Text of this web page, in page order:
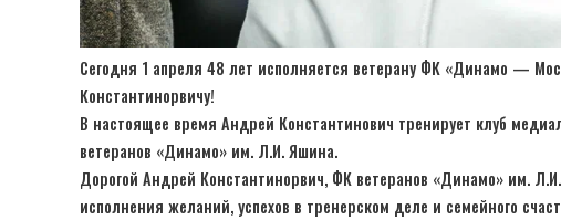
Сегодня 1 апреля 48 лет исполняется ветерану ФК «Динамо —
Константинорвичу!
В настоящее время Андрей Константинович тренирует клуб
ветеранов «Динамо» им. Л.И. Яшина.
Дорогой Андрей Константинорвич, ФК ветеранов «Динамо» им.
исполнения желаний, успехов в тренерском деле и семейного